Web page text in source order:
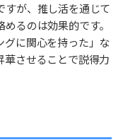
すが、推し活を通じて
るのは効果的です。
グに関心を持った」な
華させることで説得力